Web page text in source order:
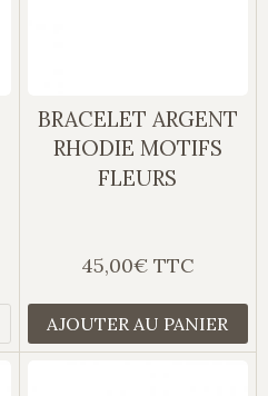
BRACELET ARGENT
RHODIE MOTIFS
FLEURS
45,00€ TTC
AJOUTER AU PANIER